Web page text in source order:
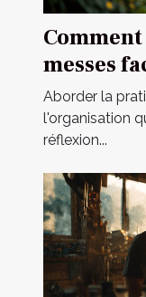
messes
Aborder la
l'organisation
réflexion...